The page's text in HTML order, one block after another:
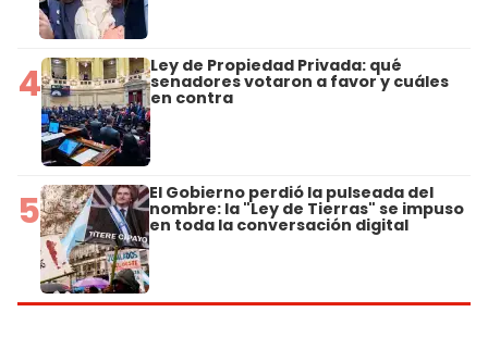
4 Ley de Propiedad Privada: qué
senadores votaron a favor y cuáles
en contra
5 El Gobierno perdió la pulseada del
nombre: la "Ley de Tierras" se impuso
en toda la conversación digital